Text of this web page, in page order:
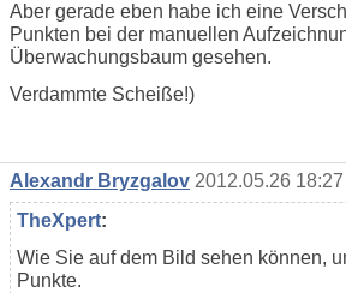
Aber gerade eben habe ich eine
Punkten bei der manuellen
Überwachungsbaum gesehen.
Verdammte Scheiße!)
Alexandr Bryzgalov 2012.05.26 18:27
TheXpert:
Wie Sie auf dem Bild sehen können,
Punkte.